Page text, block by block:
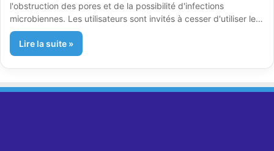
l'obstruction des pores et de la possibilité d'infections
microbiennes. Les utilisateurs sont invités à cesser d'utiliser le…
Lire la suite »